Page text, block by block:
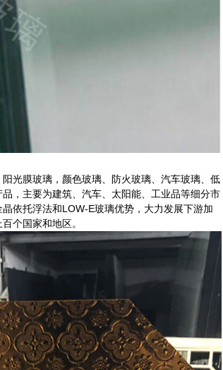
光膜玻璃，颜色玻璃、防火玻璃、汽车玻璃、低
，主要为建筑、汽车、太阳能、工业品等细分市
依托浮法和LOW-E玻璃优势，大力发展下游加
个国家和地区。